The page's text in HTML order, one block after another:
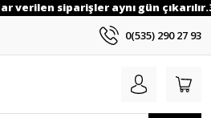
verilen siparişler aynı gün
0(535) 290 27 93